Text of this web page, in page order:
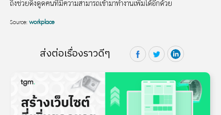
ถึงช่วยดึงดูดคนที่มีความสามารถเข้ามาทำงานเพิ่มได้อีกด้วย
Source:workplace
ส่งต่อเรื่องราวดีๆ